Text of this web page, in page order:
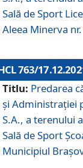
Sală de Sport
Aleea Minerva
763/
Titlu: Predarea
și Administrației
S.A., a terenului
Sală de Sport
Municipiul